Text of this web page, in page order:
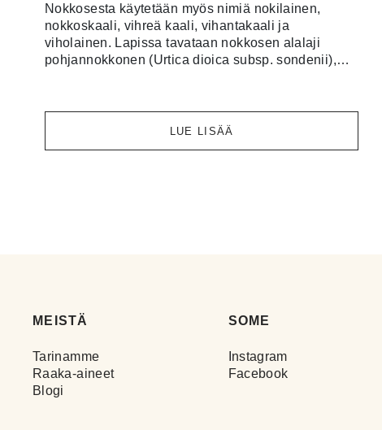
Nokkosesta käytetään myös nimiä nokilainen,
nokkoskaali, vihreä kaali, vihantakaali ja
viholainen. Lapissa tavataan nokkosen alalaji
pohjannokkonen (Urtica dioica subsp. sondenii),…
LUE LISÄÄ
MEISTÄ
Tarinamme
Raaka-aineet
Blogi
SOME
Instagram
Facebook